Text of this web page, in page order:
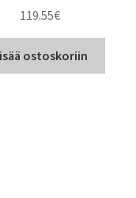
119.55€
ostoskoriin